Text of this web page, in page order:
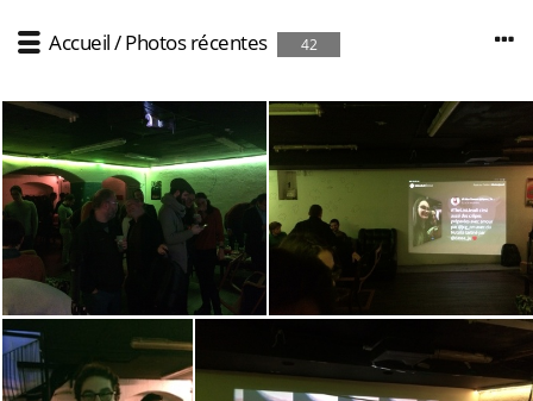
Accueil/Photos récentes 42